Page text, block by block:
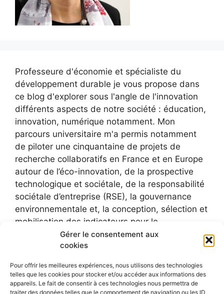
Gérer le consentement aux
cookies
Pour offrir les meilleures expériences, nous utilisons des technologies
telles que les cookies pour stocker et/ou accéder aux informations des
appareils. Le fait de consentir à ces technologies nous permettra de
traiter des données telles que le comportement de navigation ou les ID
Professeure d'économie et spécialiste du
développement durable je vous propose dans
ce blog d'explorer sous l'angle de l'innovation
différents aspects de notre société : éducation,
innovation, numérique notamment. Mon
parcours universitaire m'a permis notamment
de piloter une cinquantaine de projets de
recherche collaboratifs en France et en Europe
autour de l’éco-innovation, de la prospective
technologique et sociétale, de la responsabilité
sociétale d’entreprise (RSE), la gouvernance
environnementale et, la conception, sélection et
mobilisation des indicateurs pour le
développement durable.